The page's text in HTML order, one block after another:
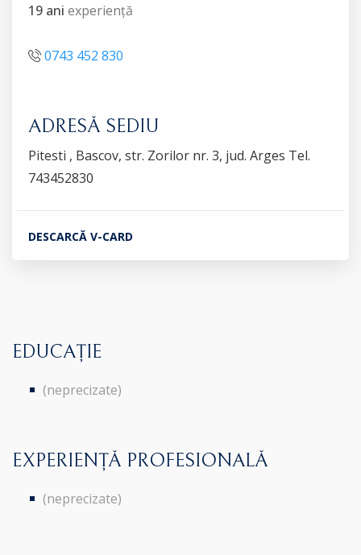
19 ani experiență
0743 452 830
ADRESĂ SEDIU
Pitesti , Bascov, str. Zorilor nr. 3, jud. Arges Tel.
743452830
DESCARCĂ V-CARD
EDUCAȚIE
(neprecizate)
EXPERIENȚĂ PROFESIONALĂ
(neprecizate)